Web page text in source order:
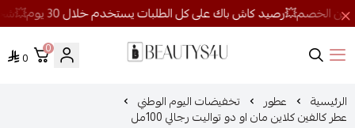
روائح الجمال
0
0
الرئيسية عطور تخفيضات اليوم الوطني
عطر كالفين كلاين مان او دو تواليت رجالي 100مل